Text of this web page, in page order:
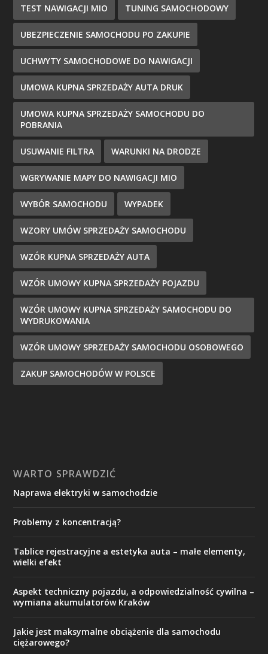
TEST NAWIGACJI MIO TUNING SAMOCHODOWY
UBEZPIECZENIE SAMOCHODU PO ZAKUPIE
UCHWYTY SAMOCHODOWE DO NAWIGACJI
UMOWA KUPNA SPRZEDAŻY AUTA DRUK
UMOWA KUPNA SPRZEDAŻY SAMOCHODU DO
POBRANIA
USUWANIE FILTRA WARUNKI NA DRODZE
WGRYWANIE MAPY DO NAWIGACJI MIO
WYBÓR SAMOCHODU WYPADEK
WZORY UMÓW SPRZEDAŻY SAMOCHODU
WZÓR KUPNA SPRZEDAŻY AUTA
WZÓR UMOWY KUPNA SPRZEDAŻY POJAZDU
WZÓR UMOWY KUPNA SPRZEDAŻY SAMOCHODU DO
WYDRUKOWANIA
WZÓR UMOWY SPRZEDAŻY SAMOCHODU OSOBOWEGO
ZAKUP SAMOCHODÓW W POLSCE
WARTO SPRAWDZIĆ
Naprawa elektryki w samochodzie
Problemy z koncentracją?
Tablice rejestracyjne a estetyka auta – małe elementy,
wielki efekt
Aspekt techniczny pojazdu, a odpowiedzialność cywilna –
wymiana akumulatorów Kraków
Jakie jest maksymalne obciążenie dla samochodu
ciężarowego?